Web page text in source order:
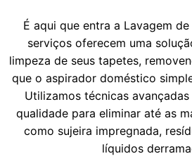
É aqui que entra a Lavagem
serviços oferecem uma
limpeza de seus tapetes,
que o aspirador doméstico
Utilizamos técnicas
qualidade para eliminar até as
como sujeira impregnada,
líquidos